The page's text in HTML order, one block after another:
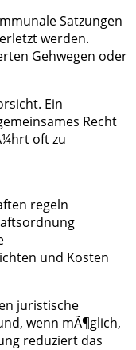
Satzungen
werden.
Gehwegen oder
Ein
Recht
oft zu
regeln
und Kosten
juristische
wenn mÃ¶glich,
reduziert das